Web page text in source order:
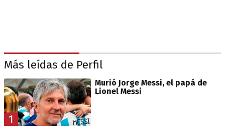
Más leídas de Perfil
1
Murió Jorge Messi, el papá de
Lionel Messi